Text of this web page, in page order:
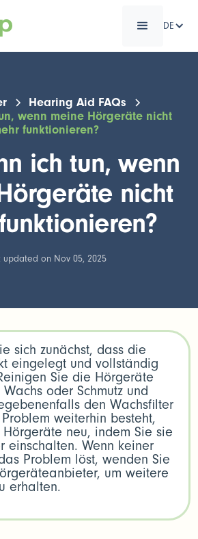
DE
Hearing Aid FAQs
wenn meine Hörgeräte nicht
funktionieren?
ich tun, wenn
nicht
updated on Nov 05, 2025
sich zunächst, dass die
eingelegt und vollständig
Sie die Hörgeräte
oder Schmutz und
den Wachsfilter
weiterhin besteht,
neu, indem Sie sie
einschalten. Wenn keiner
Problem löst, wenden Sie
um weitere
erhalten.